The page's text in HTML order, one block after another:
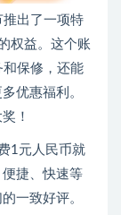
出了一项特
权益。这个账
保修，还能
优惠福利。
！
1元人民币就
捷、快速等
一致好评。